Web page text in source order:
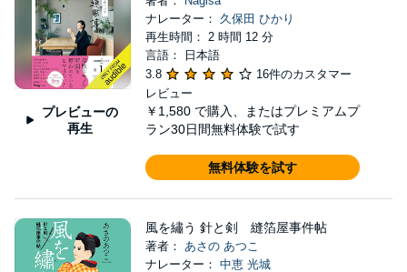
プレビューの
再生
ナレーター： 久保田 ひかり
再生時間： 2 時間 12 分
言語： 日本語
3.8
16件のカスタマー
レビュー
￥1,580 で購入、またはプレミアムプ
ラン30日間無料体験で試す
無料体験を試す
風を繡う 針と剣 縫箔屋事件帖
著者： あさの あつこ
ナレーター： 中恵 光城